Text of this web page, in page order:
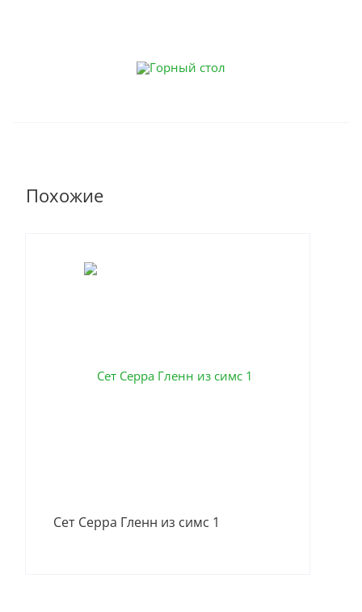
Похожие
Сет Серра Гленн из симс 1